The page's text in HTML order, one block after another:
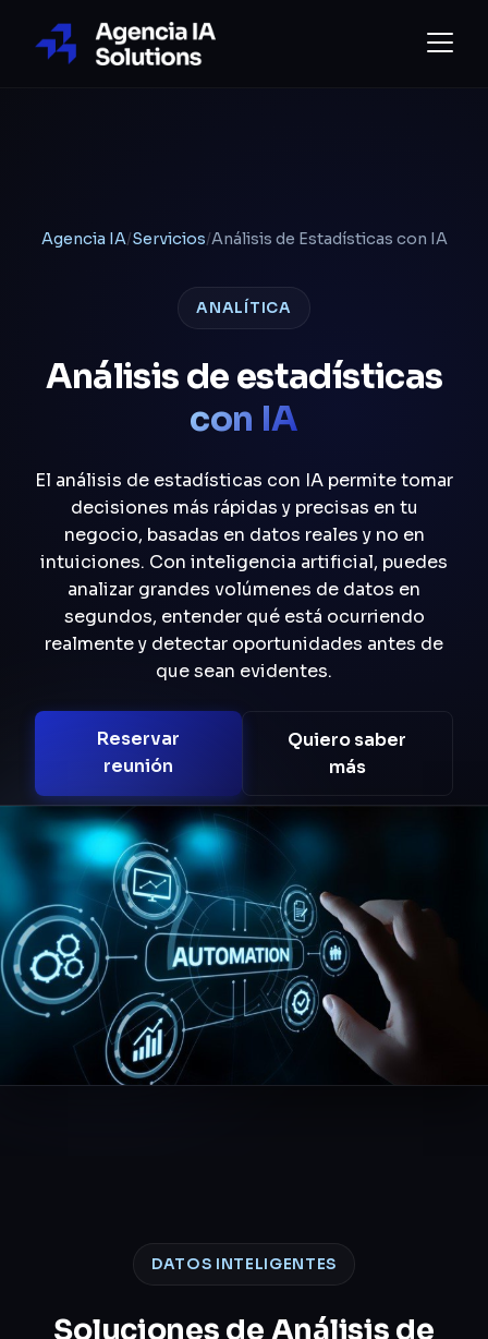
Agencia IA/Servicios/Análisis de Estadísticas con IA
ANALÍTICA
Análisis de estadísticas
con IA
El análisis de estadísticas con IA permite tomar
decisiones más rápidas y precisas en tu
negocio, basadas en datos reales y no en
intuiciones. Con inteligencia artificial, puedes
analizar grandes volúmenes de datos en
segundos, entender qué está ocurriendo
realmente y detectar oportunidades antes de
que sean evidentes.
Reservar
reunión
Quiero saber
más
DATOS INTELIGENTES
Soluciones de Análisis de